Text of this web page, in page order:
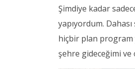
Şimdiye kadar
yapıyordum.
hiçbir plan program
şehre gideceğimi ve